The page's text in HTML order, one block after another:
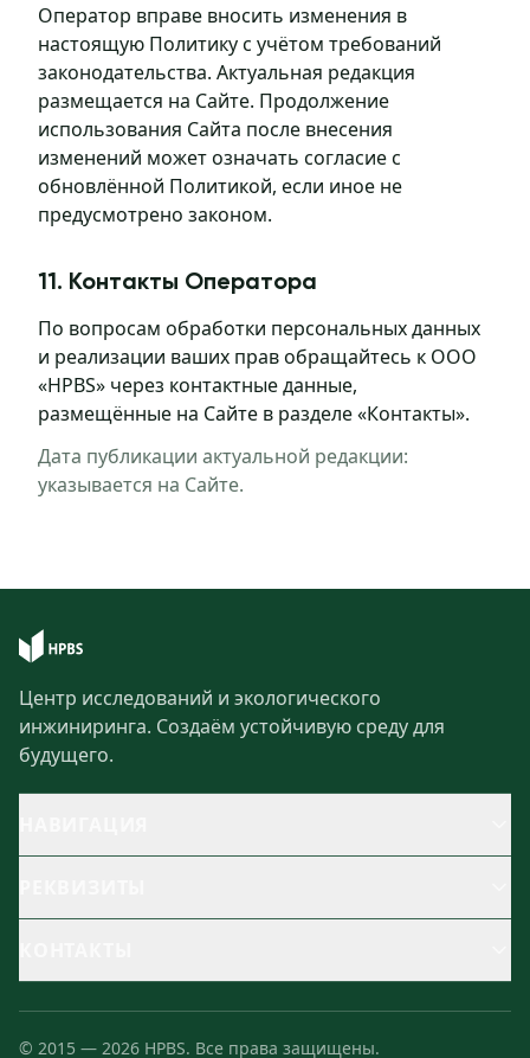
Оператор вправе вносить изменения в
настоящую Политику с учётом требований
законодательства. Актуальная редакция
размещается на Сайте. Продолжение
использования Сайта после внесения
изменений может означать согласие с
обновлённой Политикой, если иное не
предусмотрено законом.
11. Контакты Оператора
По вопросам обработки персональных данных
и реализации ваших прав обращайтесь к ООО
«HPBS» через контактные данные,
размещённые на Сайте в разделе «Контакты».
Дата публикации актуальной редакции:
указывается на Сайте.
Центр исследований и экологического
инжиниринга. Создаём устойчивую среду для
будущего.
© 2015 — 2026 HPBS. Все права защищены.